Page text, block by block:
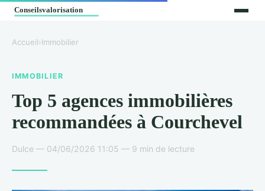
Accueil›Immobilier
IMMOBILIER
Top 5 agences immobilières
recommandées à Courchevel
Dulce — 04/06/2026 11:05 — 9 min de lecture